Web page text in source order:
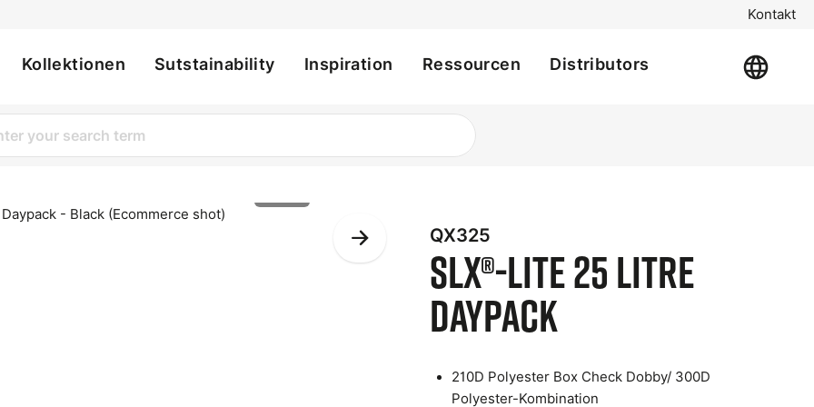
Kontakt
Kollektionen Sutstainability Inspiration Ressourcen Distributors
QX325
SLX®-Lite 25 Litre
Daypack
210D Polyester Box Check Dobby/ 300D
Polyester-Kombination